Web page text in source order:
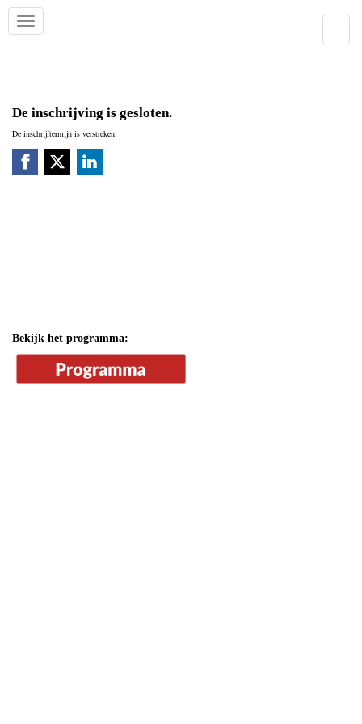
De inschrijving is gesloten.
De inschrijftermijn is verstreken.
Bekijk het programma: